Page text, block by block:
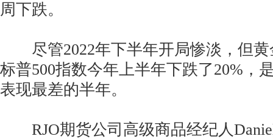
周下跌。
尽管2022年下半年开局惨淡，但黄
标普500指数今年上半年下跌了20%，
表现最差的半年。
RJO期货公司高级商品经纪人Daniel